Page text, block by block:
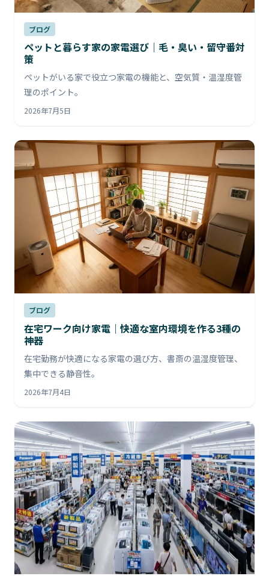
ブログ
ペットと暮らす家の家電選び｜毛・臭い・留守番対
策
ペットがいる家で役立つ家電の機能と、空気質・温湿度管
理のポイント。
2026年7月5日
ブログ
在宅ワーク向け家電｜快適な室内環境を作る3種の
神器
在宅勤務が快適になる家電の選び方、書斎の温湿度管理、
集中できる静音性。
2026年7月4日